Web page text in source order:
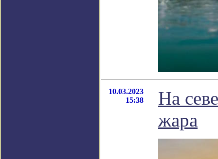
10.03.2023
15:38
На
жара